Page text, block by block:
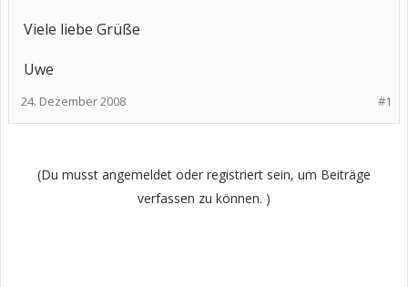
Viele liebe Grüße
Uwe
#1
24. Dezember 2008
(Du musst angemeldet oder registriert sein, um Beiträge
verfassen zu können. )